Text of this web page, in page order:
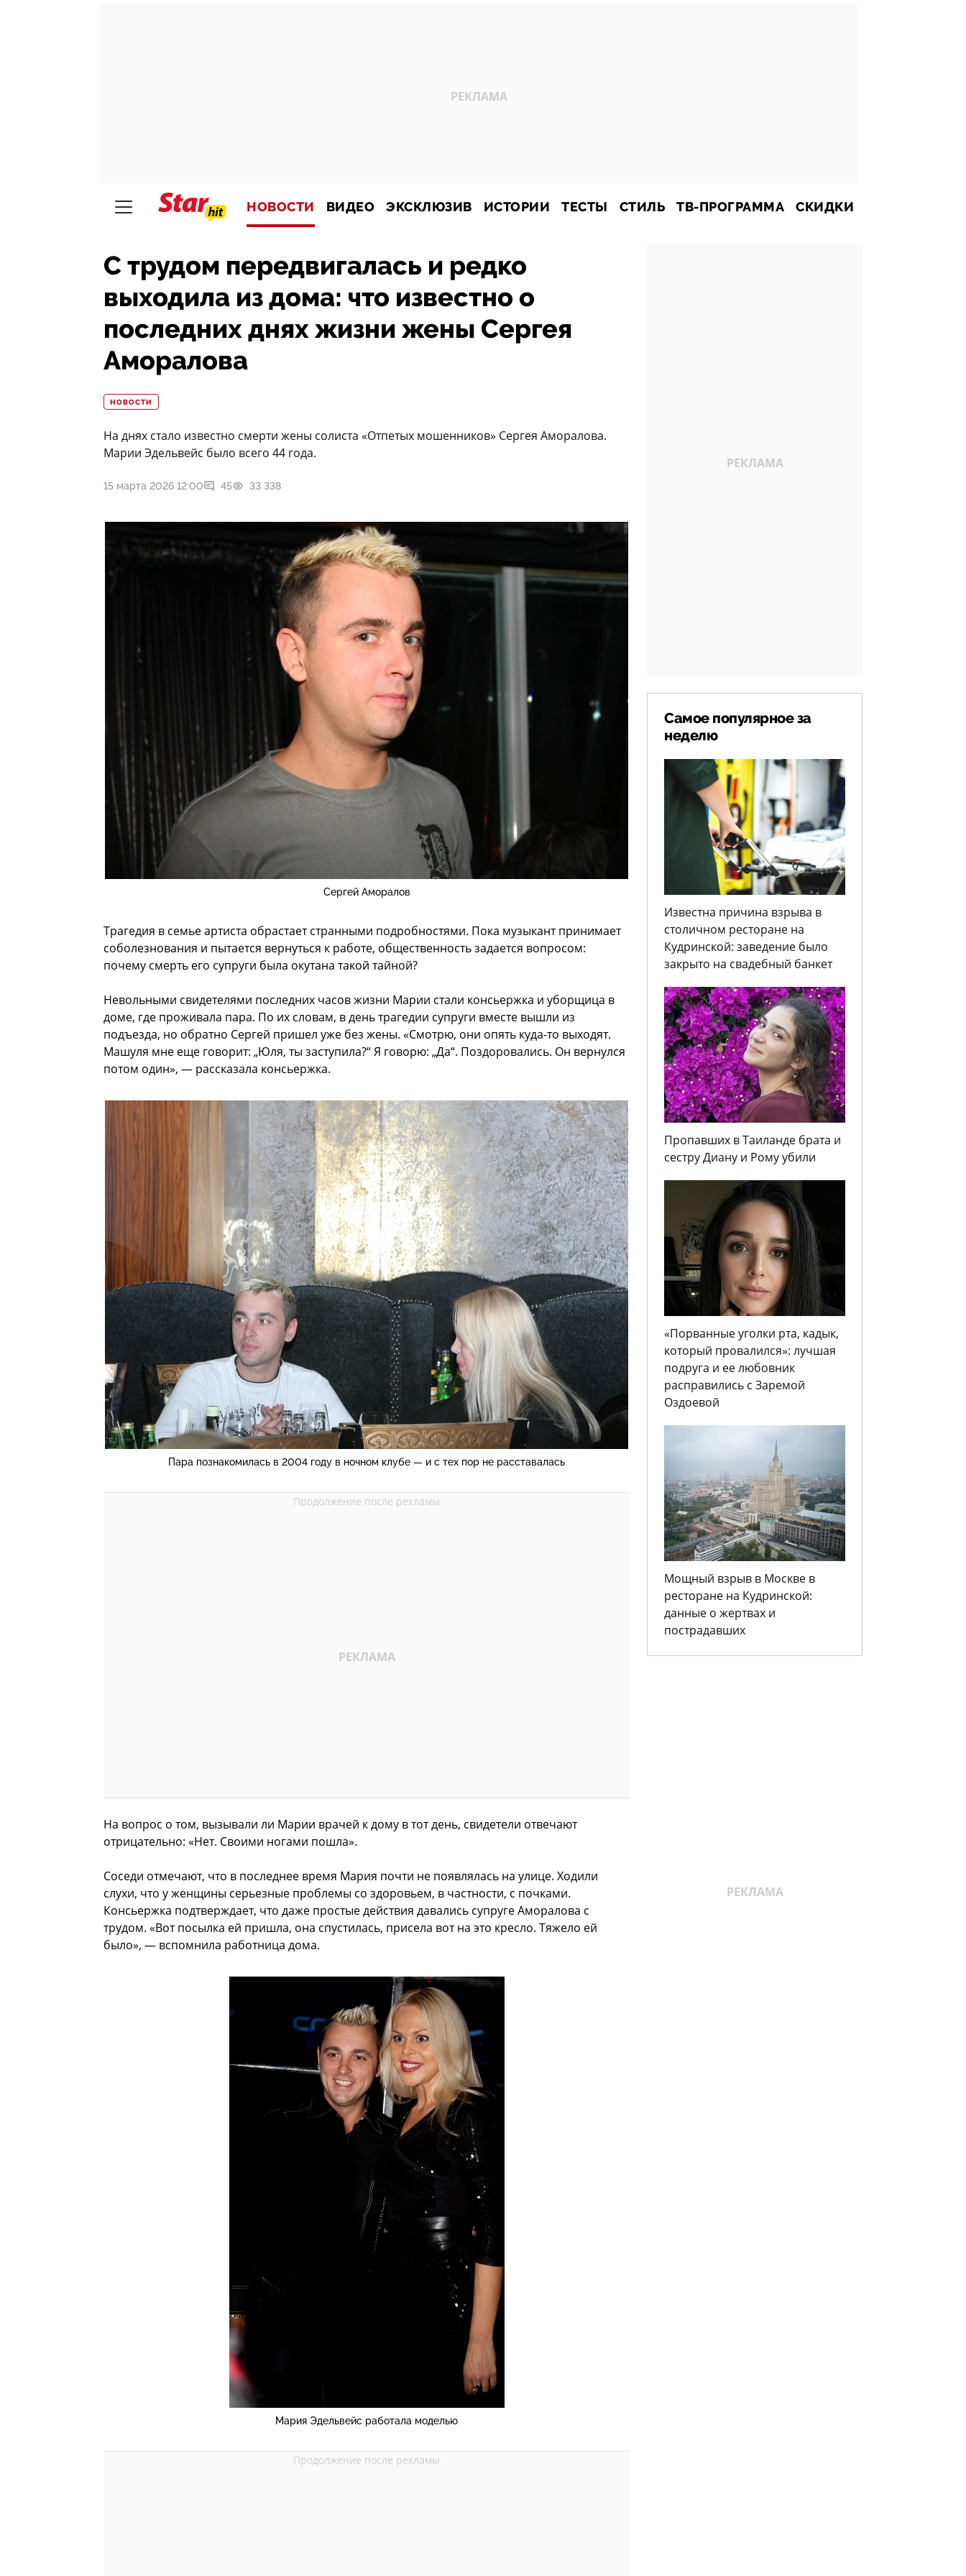
НОВОСТИ ВИДЕО ЭКСКЛЮЗИВ ИСТОРИИ ТЕСТЫ СТИЛЬ ТВ-ПРОГРАММА СКИДКИ
С трудом передвигалась и редко
выходила из дома: что известно о
последних днях жизни жены Сергея
Аморалова
НОВОСТИ
На днях стало известно смерти жены солиста «Отпетых мошенников» Сергея Аморалова.
Марии Эдельвейс было всего 44 года.
15 марта 2026 12:00 45 33 338
Сергей Аморалов
Трагедия в семье артиста обрастает странными подробностями. Пока музыкант принимает
соболезнования и пытается вернуться к работе, общественность задается вопросом:
почему смерть его супруги была окутана такой тайной?
Невольными свидетелями последних часов жизни Марии стали консьержка и уборщица в
доме, где проживала пара. По их словам, в день трагедии супруги вместе вышли из
подъезда, но обратно Сергей пришел уже без жены. «Смотрю, они опять куда-то выходят.
Машуля мне еще говорит: „Юля, ты заступила?“ Я говорю: „Да“. Поздоровались. Он вернулся
потом один», — рассказала консьержка.
Пара познакомилась в 2004 году в ночном клубе — и с тех пор не расставалась
На вопрос о том, вызывали ли Марии врачей к дому в тот день, свидетели отвечают
отрицательно: «Нет. Своими ногами пошла».
Соседи отмечают, что в последнее время Мария почти не появлялась на улице. Ходили
слухи, что у женщины серьезные проблемы со здоровьем, в частности, с почками.
Консьержка подтверждает, что даже простые действия давались супруге Аморалова с
трудом. «Вот посылка ей пришла, она спустилась, присела вот на это кресло. Тяжело ей
было», — вспомнила работница дома.
Мария Эдельвейс работала моделью
Самое популярное за
неделю
Известна причина взрыва в
столичном ресторане на
Кудринской: заведение было
закрыто на свадебный банкет
Пропавших в Таиланде брата и
сестру Диану и Рому убили
«Порванные уголки рта, кадык,
который провалился»: лучшая
подруга и ее любовник
расправились с Заремой
Оздоевой
Мощный взрыв в Москве в
ресторане на Кудринской:
данные о жертвах и
пострадавших